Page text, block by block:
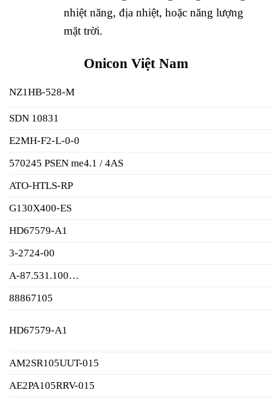
nhiệt năng, địa nhiệt, hoặc năng lượng
mặt trời.
Onicon Việt Nam
NZ1HB-528-M
SDN 10831
E2MH-F2-L-0-0
570245 PSEN me4.1 / 4AS
ATO-HTLS-RP
G130X400-ES
HD67579-A1
3-2724-00
A-87.531.100…
88867105
HD67579-A1
AM2SR105UUT-015
AE2PA105RRV-015